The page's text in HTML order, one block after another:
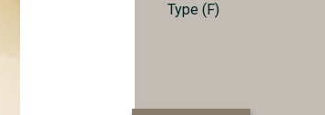
Type (F)